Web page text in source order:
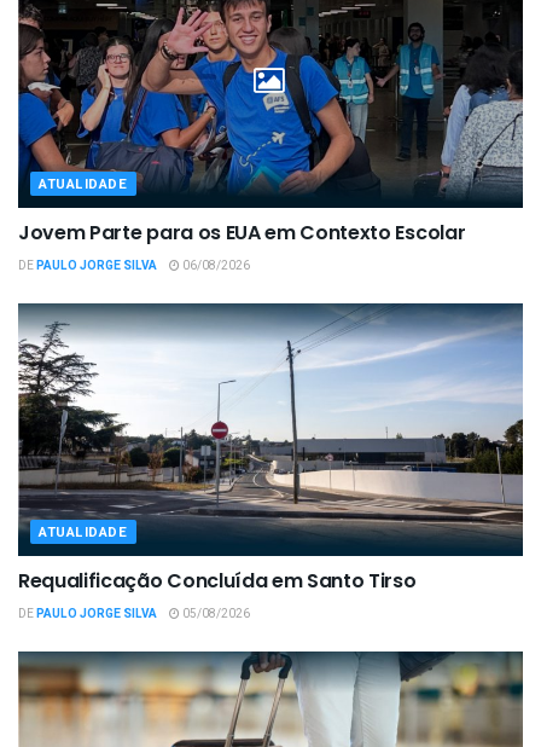
ATUALIDADE
Jovem Parte para os EUA em Contexto Escolar
DEPAULO JORGE SILVA 06/08/2026
ATUALIDADE
Requalificação Concluída em Santo Tirso
DEPAULO JORGE SILVA 05/08/2026